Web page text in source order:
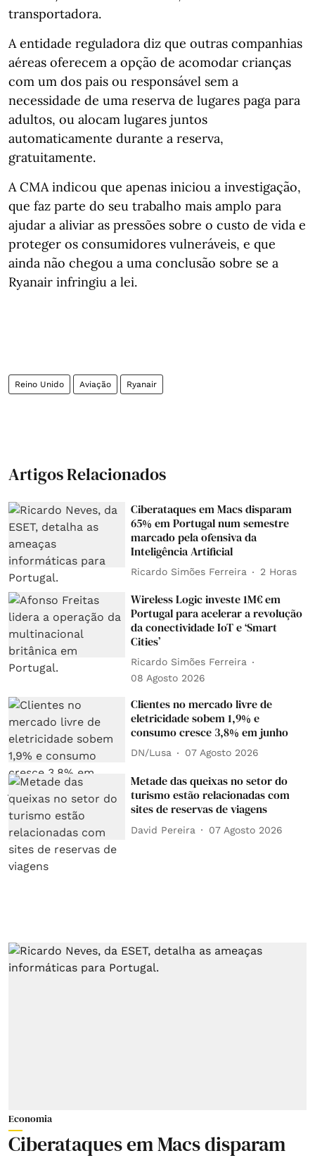
transportadora.
A entidade reguladora diz que outras companhias
aéreas oferecem a opção de acomodar crianças
com um dos pais ou responsável sem a
necessidade de uma reserva de lugares paga para
adultos, ou alocam lugares juntos
automaticamente durante a reserva,
gratuitamente.
A CMA indicou que apenas iniciou a investigação,
que faz parte do seu trabalho mais amplo para
ajudar a aliviar as pressões sobre o custo de vida e
proteger os consumidores vulneráveis, e que
ainda não chegou a uma conclusão sobre se a
Ryanair infringiu a lei.
Reino Unido Aviação Ryanair
Artigos Relacionados
Ciberataques em Macs disparam
65% em Portugal num semestre
marcado pela ofensiva da
Inteligência Artificial
Ricardo Simões Ferreira 2 Horas
Wireless Logic investe 1M€ em
Portugal para acelerar a revolução
da conectividade IoT e ‘Smart
Cities’
Ricardo Simões Ferreira
08 Agosto 2026
Clientes no mercado livre de
eletricidade sobem 1,9% e
consumo cresce 3,8% em junho
DN/Lusa 07 Agosto 2026
Metade das queixas no setor do
turismo estão relacionadas com
sites de reservas de viagens
David Pereira 07 Agosto 2026
Economia
Ciberataques em Macs disparam